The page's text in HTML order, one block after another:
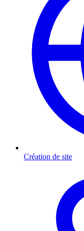
Création de site